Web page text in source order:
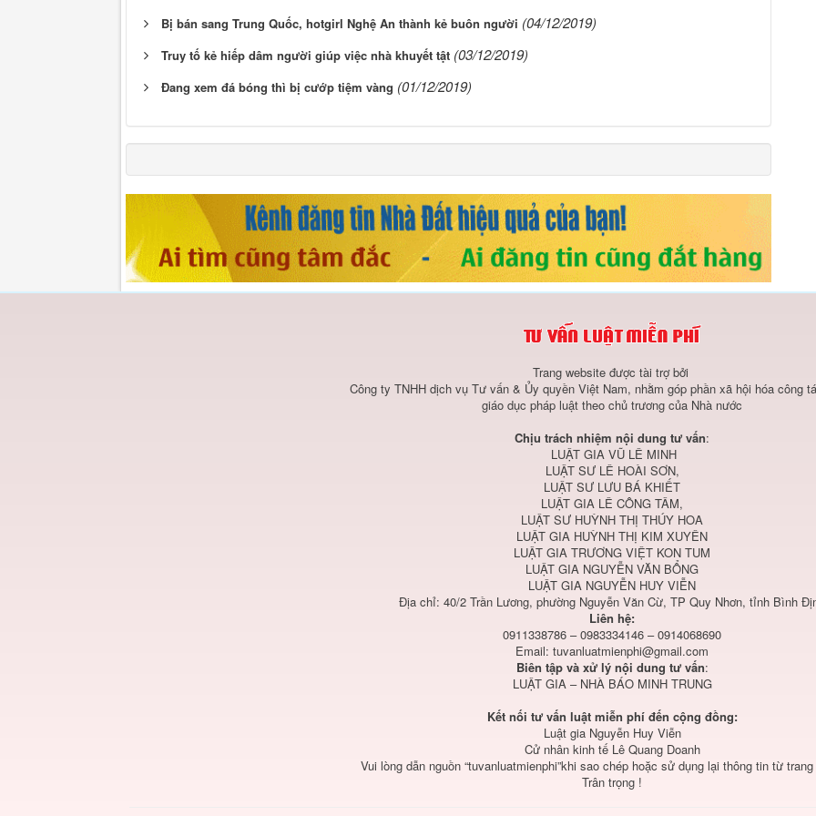
Bị bán sang Trung Quốc, hotgirl Nghệ An thành kẻ buôn người (04/12/2019)
Truy tố kẻ hiếp dâm người giúp việc nhà khuyết tật (03/12/2019)
Đang xem đá bóng thì bị cướp tiệm vàng (01/12/2019)
Trang website được tài trợ bởi
Công ty TNHH dịch vụ Tư vấn & Ủy quyền Việt Nam, nhằm góp phần xã hội hóa công
giáo dục pháp luật theo chủ trương của Nhà nước
Chịu trách nhiệm nội dung tư vấn:
LUẬT GIA VŨ LÊ MINH
LUẬT SƯ LÊ HOÀI SƠN,
LUẬT SƯ LƯU BÁ KHIẾT
LUẬT GIA LÊ CÔNG TÂM,
LUẬT SƯ HUỲNH THỊ THÚY HOA
LUẬT GIA HUỲNH THỊ KIM XUYÊN
LUẬT GIA TRƯƠNG VIỆT KON TUM
LUẬT GIA NGUYỄN VĂN BỔNG
LUẬT GIA NGUYỄN HUY VIỄN
Địa chỉ: 40/2 Trần Lương, phường Nguyễn Văn Cừ, TP Quy Nhơn, tỉnh Bình
Liên hệ:
0911338786 – 0983334146 – 0914068690
Email: tuvanluatmienphi@gmail.com
Biên tập và xử lý nội dung tư vấn:
LUẬT GIA – NHÀ BÁO MINH TRUNG
Kết nối tư vấn luật miễn phí đến cộng đồng:
Luật gia Nguyễn Huy Viễn
Cử nhân kinh tế Lê Quang Doanh
Vui lòng dẫn nguồn “tuvanluatmienphi”khi sao chép hoặc sử dụng lại thông tin từ
Trân trọng !